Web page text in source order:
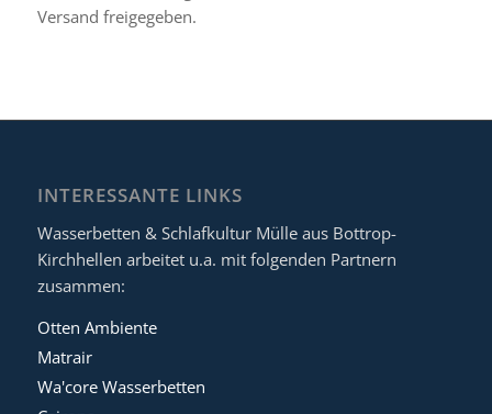
Versand freigegeben.
INTERESSANTE LINKS
Wasserbetten & Schlafkultur Mülle aus Bottrop-
Kirchhellen arbeitet u.a. mit folgenden Partnern
zusammen:
Otten Ambiente
Matrair
Wa'core Wasserbetten